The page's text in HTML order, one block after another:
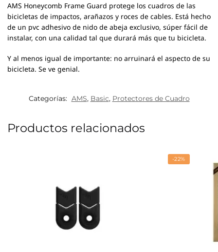
AMS Honeycomb Frame Guard protege los cuadros de las
bicicletas de impactos, arañazos y roces de cables. Está hecho
de un pvc adhesivo de nido de abeja exclusivo, súper fácil de
instalar, con una calidad tal que durará más que tu bicicleta.
Y al menos igual de importante: no arruinará el aspecto de su
bicicleta. Se ve genial.
Categorías: AMS, Basic, Protectores de Cuadro
Productos relacionados
-22%